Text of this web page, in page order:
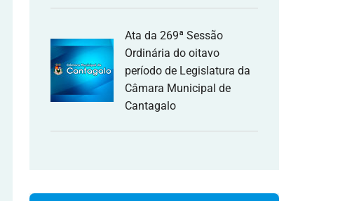
Ata da 269ª Sessão
Ordinária do oitavo
período de Legislatura da
Câmara Municipal de
Cantagalo